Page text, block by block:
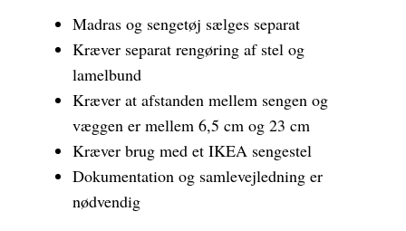
Madras og sengetøj sælges separat
Kræver separat rengøring af stel og
lamelbund
Kræver at afstanden mellem sengen og
væggen er mellem 6,5 cm og 23 cm
Kræver brug med et IKEA sengestel
Dokumentation og samlevejledning er
nødvendig